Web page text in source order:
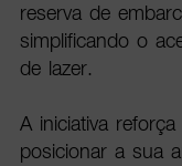
reserva de
simplificando o
de lazer.
A iniciativa
posicionar a sua